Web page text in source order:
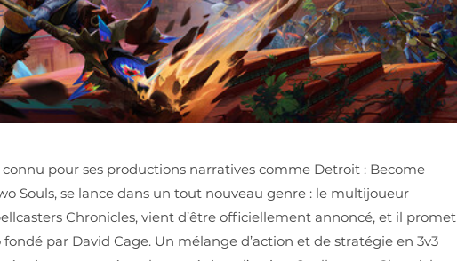
pour ses productions narratives comme Detroit : Become
Souls, se lance dans un tout nouveau genre : le multijoueur
Chronicles, vient d’être officiellement annoncé, et il promet
par David Cage. Un mélange d’action et de stratégie en 3v3